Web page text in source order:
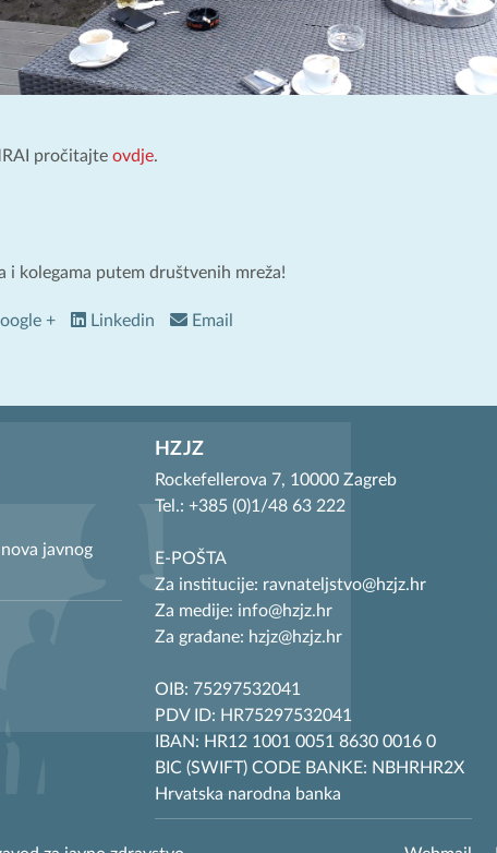
pročitajte ovdje.
i kolegama putem društvenih mreža!
+ Linkedin Email
javnog
HZJZ
Rockefellerova 7, 10000 Zagreb
Tel.: +385 (0)1/48 63 222
E-POŠTA
Za institucije: ravnateljstvo@hzjz.hr
Za medije: info@hzjz.hr
Za građane: hzjz@hzjz.hr
OIB: 75297532041
PDV ID: HR75297532041
IBAN: HR12 1001 0051 8630 0016 0
BIC (SWIFT) CODE BANKE: NBHRHR2X
Hrvatska narodna banka